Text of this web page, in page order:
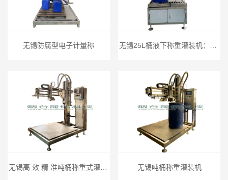
无锡防腐型电子计量称
无锡吨桶称重灌装机